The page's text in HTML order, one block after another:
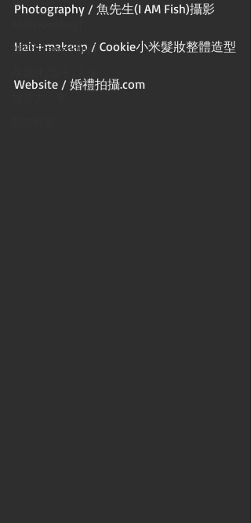
婚紗[Prewedding]
Photography / 魚先生(I AM Fish)攝影
Hair+makeup / Cookie小米髮妝整體造型
Website / 婚禮拍攝.com